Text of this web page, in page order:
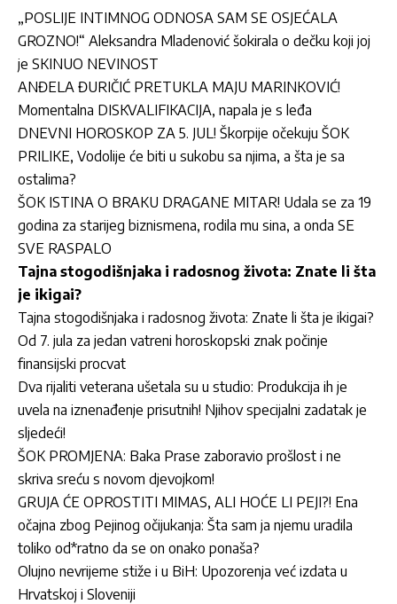
„POSLIJE INTIMNOG ODNOSA SAM SE OSJEĆALA
GROZNO!“ Aleksandra Mladenović šokirala o dečku koji joj
je SKINUO NEVINOST
ANĐELA ĐURIČIĆ PRETUKLA MAJU MARINKOVIĆ!
Momentalna DISKVALIFIKACIJA, napala je s leđa
DNEVNI HOROSKOP ZA 5. JUL! Škorpije očekuju ŠOK
PRILIKE, Vodolije će biti u sukobu sa njima, a šta je sa
ostalima?
ŠOK ISTINA O BRAKU DRAGANE MITAR! Udala se za 19
godina za starijeg biznismena, rodila mu sina, a onda SE
SVE RASPALO
Tajna stogodišnjaka i radosnog života: Znate li šta
je ikigai?
Tajna stogodišnjaka i radosnog života: Znate li šta je ikigai?
Od 7. jula za jedan vatreni horoskopski znak počinje
finansijski procvat
Dva rijaliti veterana ušetala su u studio: Produkcija ih je
uvela na iznenađenje prisutnih! Njihov specijalni zadatak je
sljedeći!
ŠOK PROMJENA: Baka Prase zaboravio prošlost i ne
skriva sreću s novom djevojkom!
GRUJA ĆE OPROSTITI MIMAS, ALI HOĆE LI PEJI?! Ena
očajna zbog Pejinog očijukanja: Šta sam ja njemu uradila
toliko od*ratno da se on onako ponaša?
Olujno nevrijeme stiže i u BiH: Upozorenja već izdata u
Hrvatskoj i Sloveniji